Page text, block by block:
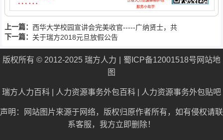
上一篇： 西华大学校园宣讲会完美收官-----广纳贤士，共
创瑞方
下一篇： 关于瑞方2018元旦放假公告
版权所有 © 2012-2025 瑞方人力 蜀ICP备12001518号 网站地
图
瑞方人力百科 人力资源事务外包百科 人力资源事务外包贴吧
声明：网站图片来源于网络，版权归原作者所有，如有侵权请联
系客服，我方立即删除！